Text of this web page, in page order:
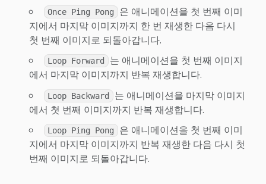
Once Ping Pong
은 애니메이션을 첫 번째 이미
지에서 마지막 이미지까지 한 번 재생한 다음 다시
첫 번째 이미지로 되돌아갑니다.
Loop Forward
는 애니메이션을 첫 번째 이미지
에서 마지막 이미지까지 반복 재생합니다.
Loop Backward
는 애니메이션을 마지막 이미지
에서 첫 번째 이미지까지 반복 재생합니다.
Loop Ping Pong
은 애니메이션을 첫 번째 이미
지에서 마지막 이미지까지 반복 재생한 다음 다시 첫
번째 이미지로 되돌아갑니다.